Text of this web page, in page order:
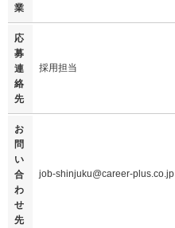
業
応
募
連
絡
先
採用担当
お
問
い
合
わ
せ
先
job-shinjuku@career-plus.co.jp